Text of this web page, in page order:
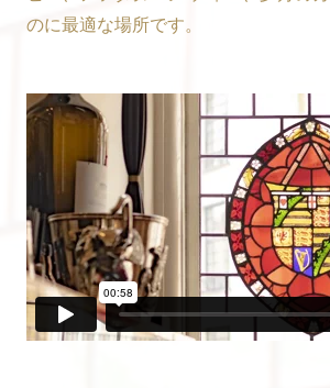
のに最適な場所です。